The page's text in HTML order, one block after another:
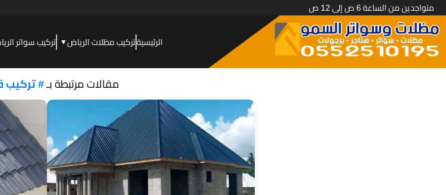
متواجدين من الساعة 6 ص إلى 12 ص
الرئيسيةتركيب مظلات الرياض▼ تركيب سواتر
مقالات مرتبطة بـ# تركيب